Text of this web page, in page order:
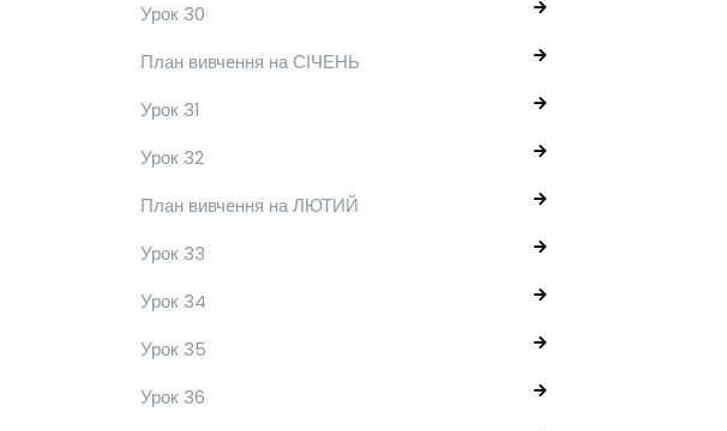
Урок 30
План вивчення на СІЧЕНЬ
Урок 31
Урок 32
План вивчення на ЛЮТИЙ
Урок 33
Урок 34
Урок 35
Урок 36